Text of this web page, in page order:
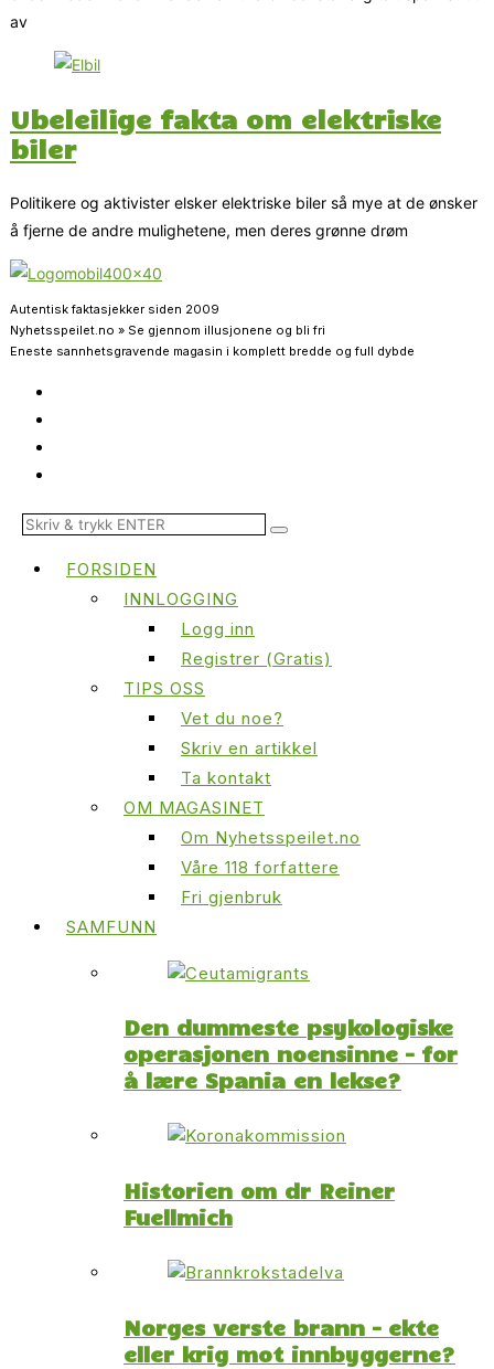
av
Ubeleilige fakta om elektriske
biler
Politikere og aktivister elsker elektriske biler så mye at de ønsker
å fjerne de andre mulighetene, men deres grønne drøm
Autentisk faktasjekker siden 2009
Nyhetsspeilet.no » Se gjennom illusjonene og bli fri
Eneste sannhetsgravende magasin i komplett bredde og full dybde
FORSIDEN
INNLOGGING
Logg inn
Registrer (Gratis)
TIPS OSS
Vet du noe?
Skriv en artikkel
Ta kontakt
OM MAGASINET
Om Nyhetsspeilet.no
Våre 118 forfattere
Fri gjenbruk
SAMFUNN
Den dummeste psykologiske
operasjonen noensinne – for
å lære Spania en lekse?
Historien om dr Reiner
Fuellmich
Norges verste brann – ekte
eller krig mot innbyggerne?